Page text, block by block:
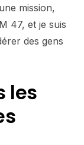
mission,
47, et je suis
des gens
les